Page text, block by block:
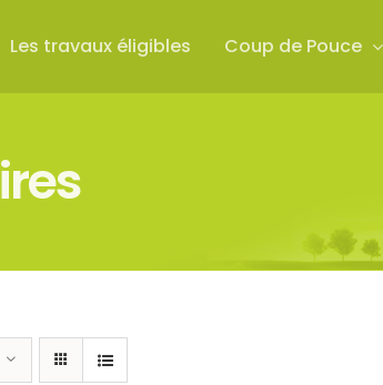
Les travaux éligibles Coup de Pouce